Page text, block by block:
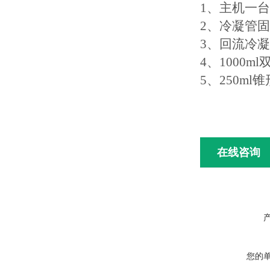
1、 主机一
2、冷凝管
3、回流冷
4、 1000ml
5、250ml锥
在线咨询
您的